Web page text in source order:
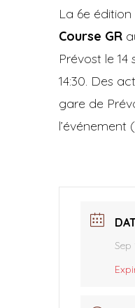
La 6e édition
Course GR
Prévost le
14:30. Des
gare de
l’événement
Sep